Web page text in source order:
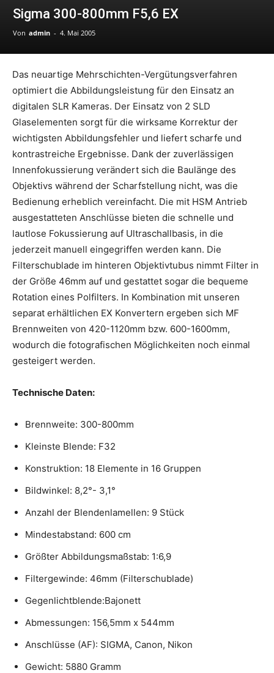
Sigma 300-800mm F5,6 EX
Von admin - 4. Mai 2005
Das neuartige Mehrschichten-Vergütungsverfahren
optimiert die Abbildungsleistung für den Einsatz an
digitalen SLR Kameras. Der Einsatz von 2 SLD
Glaselementen sorgt für die wirksame Korrektur der
wichtigsten Abbildungsfehler und liefert scharfe und
kontrastreiche Ergebnisse. Dank der zuverlässigen
Innenfokussierung verändert sich die Baulänge des
Objektivs während der Scharfstellung nicht, was die
Bedienung erheblich vereinfacht. Die mit HSM Antrieb
ausgestatteten Anschlüsse bieten die schnelle und
lautlose Fokussierung auf Ultraschallbasis, in die
jederzeit manuell eingegriffen werden kann. Die
Filterschublade im hinteren Objektivtubus nimmt Filter in
der Größe 46mm auf und gestattet sogar die bequeme
Rotation eines Polfilters. In Kombination mit unseren
separat erhältlichen EX Konvertern ergeben sich MF
Brennweiten von 420-1120mm bzw. 600-1600mm,
wodurch die fotografischen Möglichkeiten noch einmal
gesteigert werden.
Technische Daten:
Brennweite: 300-800mm
Kleinste Blende: F32
Konstruktion: 18 Elemente in 16 Gruppen
Bildwinkel: 8,2°- 3,1°
Anzahl der Blendenlamellen: 9 Stück
Mindestabstand: 600 cm
Größter Abbildungsmaßstab: 1:6,9
Filtergewinde: 46mm (Filterschublade)
Gegenlichtblende:Bajonett
Abmessungen: 156,5mm x 544mm
Anschlüsse (AF): SIGMA, Canon, Nikon
Gewicht: 5880 Gramm